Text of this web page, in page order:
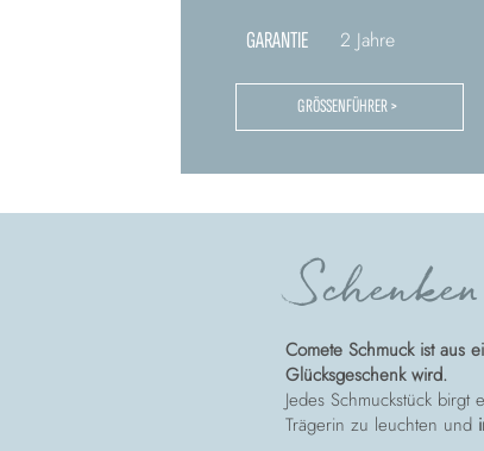
GARANTIE 2 Jahre
GRÖSSENFÜHRER >
Comete Schmuck ist aus
Glücksgeschenk wird.
Jedes Schmuckstück
Trägerin zu leuchten und